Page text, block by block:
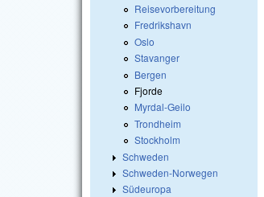
Reisevorbereitung
Fredrikshavn
Oslo
Stavanger
Bergen
Fjorde
Myrdal-Geilo
Trondheim
Stockholm
Schweden
Schweden-Norwegen
Südeuropa